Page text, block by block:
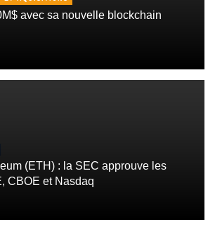
avec sa nouvelle blockchain
(ETH) : la SEC approuve les
CBOE et Nasdaq